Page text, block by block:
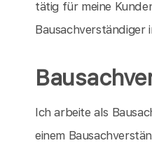
tätig für meine
Bausachverständiger
Ich arbeite als
einem